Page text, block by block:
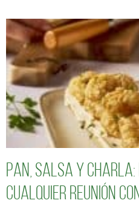
Pan, salsa y charla:
cualquier reunión